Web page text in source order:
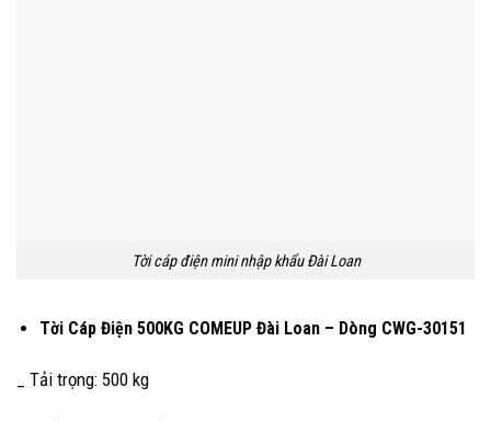
Tời cáp điện mini nhập khẩu Đài Loan
Tời Cáp Điện 500KG COMEUP Đài Loan – Dòng CWG-30151
_ Tải trọng: 500 kg